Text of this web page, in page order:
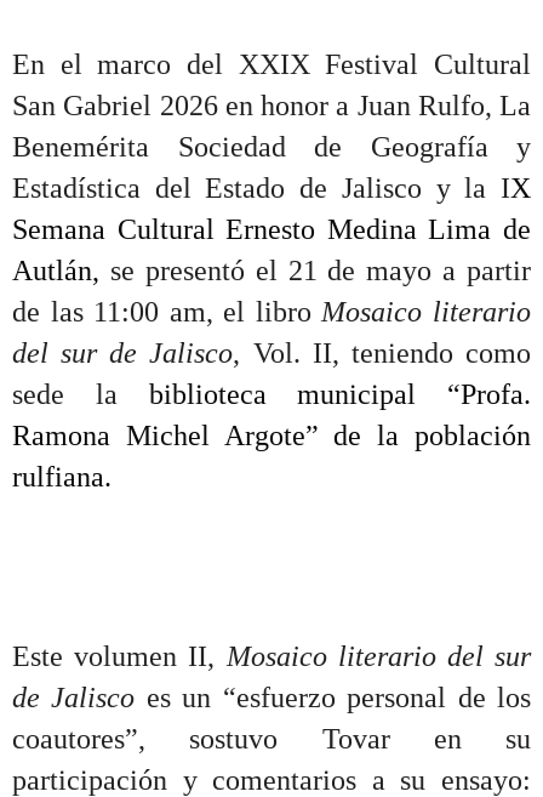
En el marco del XXIX Festival Cultural
San Gabriel 2026 en honor a Juan Rulfo, La
Benemérita Sociedad de Geografía y
Estadística del Estado de Jalisco y la IX
Semana Cultural Ernesto Medina Lima de
Autlán, se presentó el 21 de mayo a partir
de las 11:00 am, el libro Mosaico literario
del sur de Jalisco, Vol. II, teniendo como
sede la biblioteca municipal “Profa.
Ramona Michel Argote” de la población
rulfiana.
Este volumen II, Mosaico literario del sur
de Jalisco es un “esfuerzo personal de los
coautores”, sostuvo Tovar en su
participación y comentarios a su ensayo: